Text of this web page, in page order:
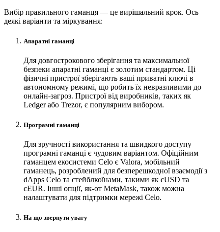
Вибір правильного гаманця — це вирішальний крок. Ось
деякі варіанти та міркування:
Апаратні гаманці
Для довгострокового зберігання та максимальної
безпеки апаратні гаманці є золотим стандартом. Ці
фізичні пристрої зберігають ваші приватні ключі в
автономному режимі, що робить їх невразливими до
онлайн-загроз. Пристрої від виробників, таких як
Ledger або Trezor, є популярним вибором.
Програмні гаманці
Для зручності використання та швидкого доступу
програмні гаманці є чудовим варіантом. Офіційним
гаманцем екосистеми Celo є Valora, мобільний
гаманець, розроблений для безперешкодної взаємодії з
dApps Celo та стейблкоїнами, такими як cUSD та
cEUR. Інші опції, як-от MetaMask, також можна
налаштувати для підтримки мережі Celo.
На що звернути увагу